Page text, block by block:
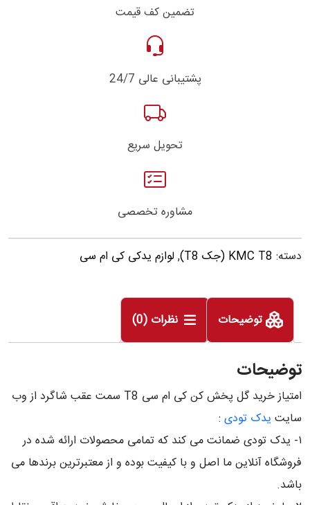
تضمین کف قیمت
پشتیبانی عالی 24/7
تحویل سریع
مشاوره تخصصی
دسته: KMC T8 (جک T8) ,لوازم یدکی کی ام سی
توضیحات نظرات (0)
توضیحات
امتیاز خرید گل پخش کن کی ام سی T8 سمت عقب شاگرد از وب
سایت یدک تودی :
۱- یدک تودی ضمانت می کند که تمامی محصولات ارائه شده در
فروشگاه آنلاین ما اصل و با کیفیت بوده و از معتبرترین برندها می
باشد.